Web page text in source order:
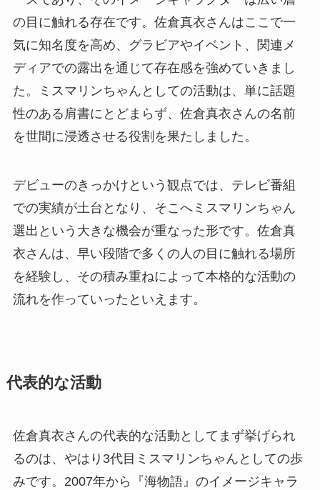
の目に触れる存在です。佐倉真衣さんはここで一
気に知名度を高め、グラビアやイベント、関連メ
ディアでの露出を通じて存在感を強めていきまし
た。ミスマリンちゃんとしての活動は、単に話題
性のある肩書にとどまらず、佐倉真衣さんの名前
を世間に浸透させる役割を果たしました。
デビューのきっかけという観点では、テレビ番組
での実績が土台となり、そこへミスマリンちゃん
選出という大きな機会が重なった形です。佐倉真
衣さんは、早い段階で多くの人の目に触れる場所
を経験し、その積み重ねによって本格的な活動の
流れを作っていったといえます。
代表的な活動
佐倉真衣さんの代表的な活動としてまず挙げられ
るのは、やはり3代目ミスマリンちゃんとしての歩
みです。2007年から『海物語』のイメージキャラ